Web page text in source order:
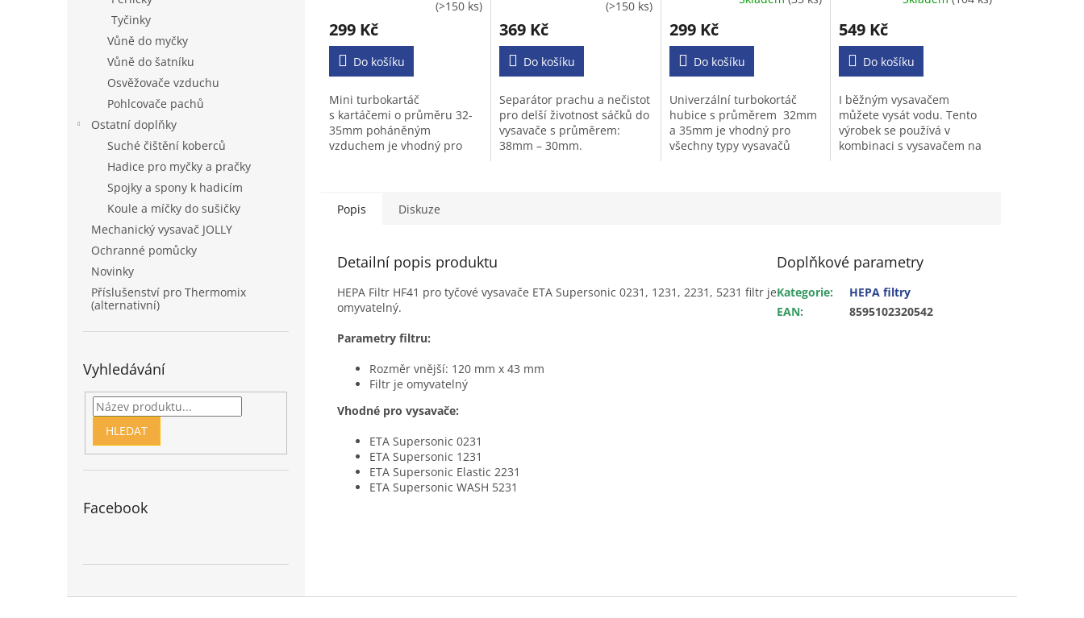
Tyčinky
Vůně do myčky
Vůně do šatníku
Osvěžovače vzduchu
Pohlcovače pachů
Ostatní doplňky
Suché čištění koberců
Hadice pro myčky a pračky
Spojky a spony k hadicím
Koule a míčky do sušičky
Mechanický vysavač JOLLY
Ochranné pomůcky
Novinky
Příslušenství pro Thermomix
(alternativní)
Vyhledávání
HLEDAT
Facebook
produktu
je
4,3
z
5
hvězdiček.
(>150 ks)
299 Kč
Do košíku
Mini turbokartáč
s kartáčemi o průměru 32-
35mm poháněným
vzduchem je vhodný pro
produktu
je
3,6
z
5
hvězdiček.
(>150 ks)
369 Kč
Do košíku
Separátor prachu a nečistot
pro delší životnost sáčků do
vysavače s průměrem:
38mm – 30mm.
produktu
je
3,1
z
5
hvězdiček.
299 Kč
Do košíku
Univerzální turbokortáč
hubice s průměrem 32mm
a 35mm je vhodný pro
všechny typy vysavačů
produktu
je
3,2
z
5
hvězdiček.
549 Kč
Do košíku
I běžným vysavačem
můžete vysát vodu. Tento
výrobek se používá v
kombinaci s vysavačem na
Popis Diskuze
Detailní popis produktu
HEPA Filtr HF41 pro tyčové vysavače ETA Supersonic 0231, 1231, 2231, 5231 filtr je
omyvatelný.
Parametry filtru:
Rozměr vnější: 120 mm x 43 mm
Filtr je omyvatelný
Vhodné pro vysavače:
ETA Supersonic 0231
ETA Supersonic 1231
ETA Supersonic Elastic 2231
ETA Supersonic WASH 5231
Doplňkové parametry
Kategorie:
HEPA filtry
EAN: 8595102320542